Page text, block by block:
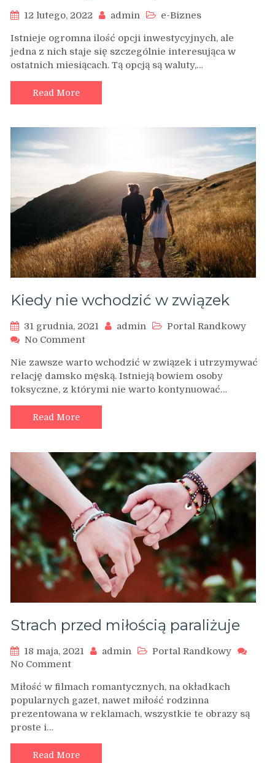
12 lutego, 2022 admin e-Biznes
Istnieje ogromna ilość opcji inwestycyjnych, ale
jedna z nich staje się szczególnie interesująca w
ostatnich miesiącach. Tą opcją są waluty,…
Read More
Kiedy nie wchodzić w związek
31 grudnia, 2021 admin
Portal Randkowy
No Commenton
nie
wchodzić
w
związek
Nie zawsze warto wchodzić w związek i utrzymywać
relację damsko męską. Istnieją bowiem osoby
toksyczne, z którymi nie warto kontynuować…
Read More
Strach przed miłością paraliżuje
18 maja, 2021 admin
Portal Randkowy
No Commenton
przed
miłością
paraliżuje
Miłość w filmach romantycznych, na okładkach
popularnych gazet, nawet miłość rodzinna
prezentowana w reklamach, wszystkie te obrazy są
proste i…
Read More